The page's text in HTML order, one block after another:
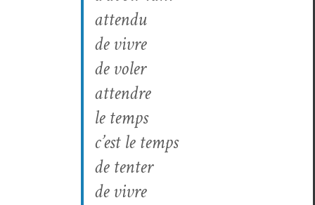
atten­du
de vivre
de vol­er
atten­dre
le temps
c’est le temps
de ten­ter
de vivre